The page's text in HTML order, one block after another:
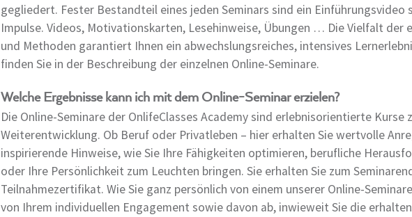
gegliedert. Fester Bestandteil eines jeden Seminars sind ein Einführungsvideo
Impulse. Videos, Motivationskarten, Lesehinweise, Übungen … Die Vielfalt der
und Methoden garantiert Ihnen ein abwechslungsreiches, intensives
finden Sie in der Beschreibung der einzelnen Online-Seminare.
Welche Ergebnisse kann ich mit dem Online-Seminar erzielen?
Die Online-Seminare der OnlifeClasses Academy sind erlebnisorientierte Kurse
Weiterentwicklung. Ob Beruf oder Privatleben – hier erhalten Sie wertvolle
inspirierende Hinweise, wie Sie Ihre Fähigkeiten optimieren, berufliche
oder Ihre Persönlichkeit zum Leuchten bringen. Sie erhalten Sie zum
Teilnahmezertifikat. Wie Sie ganz persönlich von einem unserer Online-
von Ihrem individuellen Engagement sowie davon ab, inwieweit Sie die